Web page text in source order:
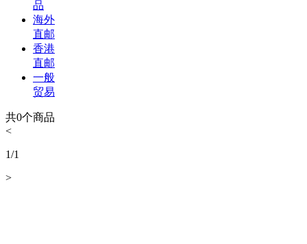
品
海外
直邮
香港
直邮
一般
贸易
共0个商品
<
1/1
>